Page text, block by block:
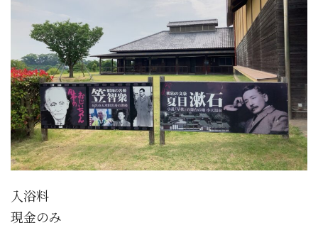
入浴料
現金のみ